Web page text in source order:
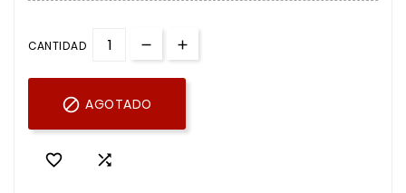
CANTIDAD
 AGOTADO
 